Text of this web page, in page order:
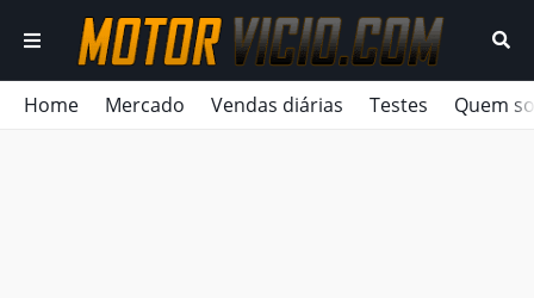
Home Mercado Vendas diárias Testes Quem